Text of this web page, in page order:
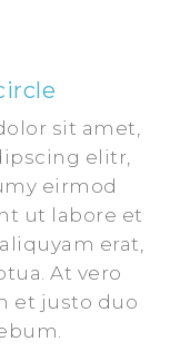
sit amet,
elitr,
eirmod
ut labore et
erat,
At vero
et justo duo